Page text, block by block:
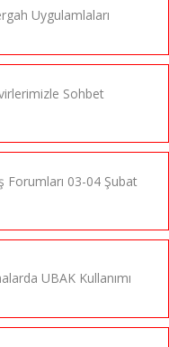
Uygulamlaları
Sohbet
Forumları 03-04 Şubat
UBAK Kullanımı